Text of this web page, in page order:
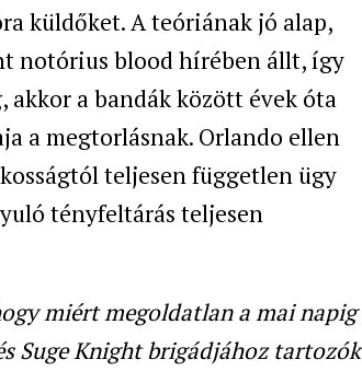
küldőket. A teóriának jó alap,
notórius blood hírében állt, így
akkor a bandák között évek óta
a megtorlásnak. Orlando ellen
teljesen független ügy
tényfeltárás teljesen
miért megoldatlan a mai napig
Suge Knight brigádjához tartozók